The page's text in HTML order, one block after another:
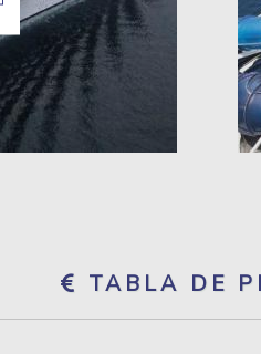
TABLA DE